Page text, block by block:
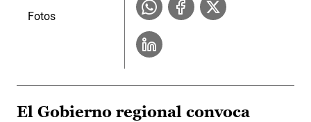
Fotos
El Gobierno regional convoca